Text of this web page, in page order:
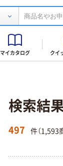
マイカタログ クイ
検索結
497 件（1,593